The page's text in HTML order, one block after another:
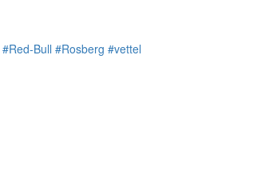
#Red-Bull #Rosberg #vettel